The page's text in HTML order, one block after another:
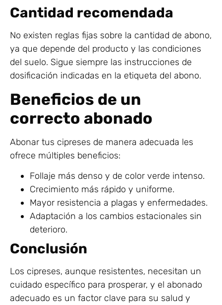
Cantidad recomendada
No existen reglas fijas sobre la cantidad de abono,
ya que depende del producto y las condiciones
del suelo. Sigue siempre las instrucciones de
dosificación indicadas en la etiqueta del abono.
Beneficios de un
correcto abonado
Abonar tus cipreses de manera adecuada les
ofrece múltiples beneficios:
Follaje más denso y de color verde intenso.
Crecimiento más rápido y uniforme.
Mayor resistencia a plagas y enfermedades.
Adaptación a los cambios estacionales sin
deterioro.
Conclusión
Los cipreses, aunque resistentes, necesitan un
cuidado específico para prosperar, y el abonado
adecuado es un factor clave para su salud y